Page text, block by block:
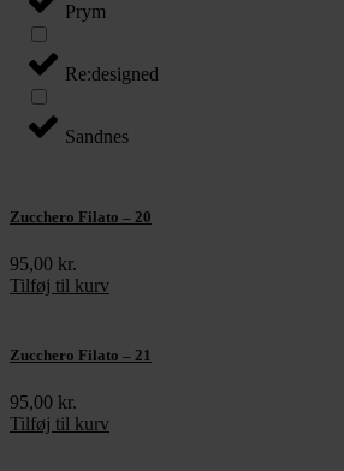
Prym
Re:designed
Sandnes
Zucchero Filato – 20
95,00 kr.
Tilføj til kurv
Zucchero Filato – 21
95,00 kr.
Tilføj til kurv